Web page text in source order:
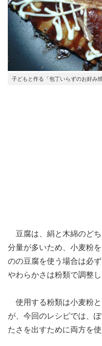
子どもと作る「包丁いらずのお好み焼
豆腐は、絹と木綿のど
分量が多いため、小麦粉
のの豆腐を使う場合は必
やわらかさは粉類で調整
使用する粉類は小麦粉
が、今回のレシピでは、
たさを出すために両方を